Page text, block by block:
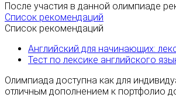
После участия в данной олимпиаде
Список рекомендаций
Список рекомендаций
Английский для начинающих:
Тест по лексике английского
Олимпиада доступна как для
отличным дополнением к портфолио